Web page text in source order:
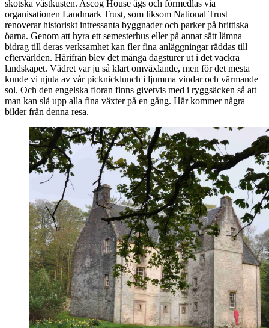
skotska västkusten. Ascog House ägs och förmedlas via
organisationen Landmark Trust, som liksom National Trust
renoverar historiskt intressanta byggnader och parker på brittiska
öarna. Genom att hyra ett semesterhus eller på annat sätt lämna
bidrag till deras verksamhet kan fler fina anläggningar räddas till
eftervärlden. Härifrån blev det många dagsturer ut i det vackra
landskapet. Vädret var ju så klart omväxlande, men för det mesta
kunde vi njuta av vår picknicklunch i ljumma vindar och värmande
sol. Och den engelska floran finns givetvis med i ryggsäcken så att
man kan slå upp alla fina växter på en gång. Här kommer några
bilder från denna resa.